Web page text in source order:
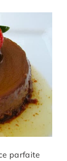
parfaite